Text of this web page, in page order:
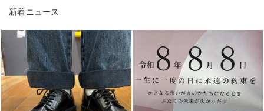
新着ニュース